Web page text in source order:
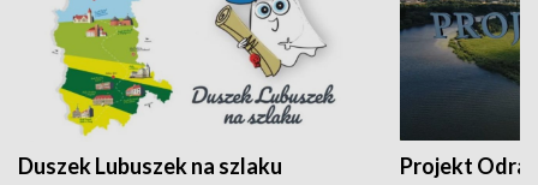
Duszek Lubuszek na szlaku Projekt Odra